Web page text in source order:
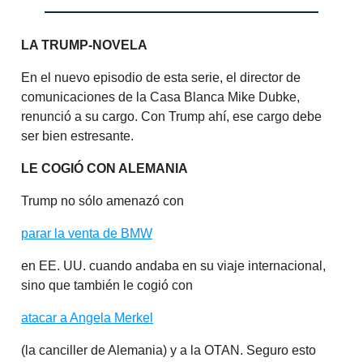
LA TRUMP-NOVELA
En el nuevo episodio de esta serie, el director de
comunicaciones de la Casa Blanca Mike Dubke,
renunció a su cargo. Con Trump ahí, ese cargo debe
ser bien estresante.
LE COGIÓ CON ALEMANIA
Trump no sólo amenazó con
parar la venta de BMW
en EE. UU. cuando andaba en su viaje internacional,
sino que también le cogió con
atacar a Angela Merkel
(la canciller de Alemania) y a la OTAN. Seguro esto